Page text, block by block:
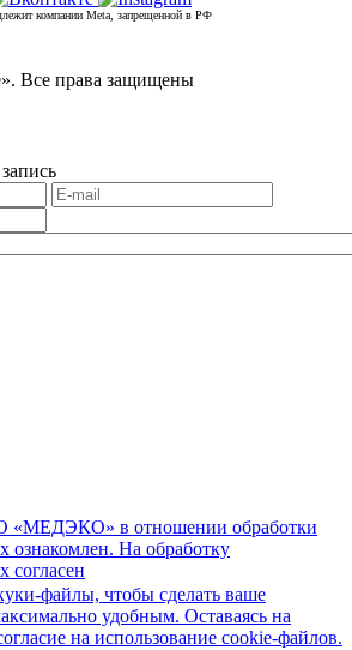
компании Meta, запрещенной в РФ
Все права защищены
«МЕДЭКО» в отношении обработки
ознакомлен. На обработку
согласен
фaйлы, чтoбы cдeлaть вaшe
удoбным. Ocтaвaяcь нa
нa иcпoльзoвaниe cookie-фaйлoв.